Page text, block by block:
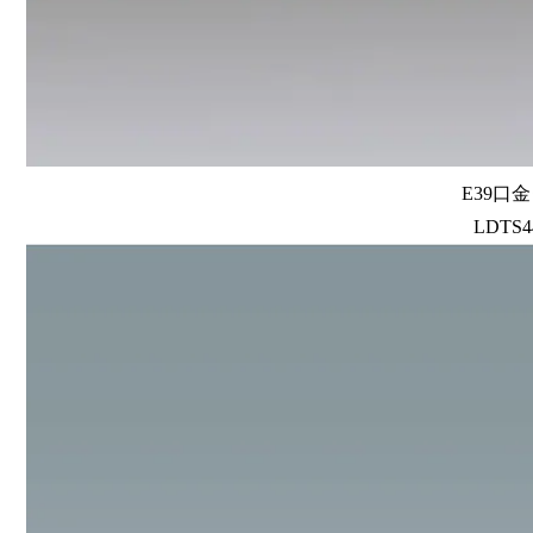
E39口